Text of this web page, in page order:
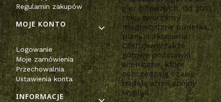
Regulamin zakupów
MOJE KONTO
Logowanie
Moje zamówienia
Przechowalnia
Ustawienia konta
INFORMACJE
gier bitewnych. Od 2011
roku tworzymy
magnetyczne pudełka,
pianki i akcesoria.
Oferujemy także
gotowe podstawki
sceniczne, które
oszczędzają czas i
nadają armii spójny
wygląd.